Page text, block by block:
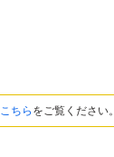
こちら をご覧ください。